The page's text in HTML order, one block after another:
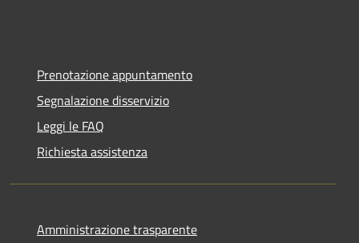
Prenotazione appuntamento
Segnalazione disservizio
Leggi le FAQ
Richiesta assistenza
Amministrazione trasparente